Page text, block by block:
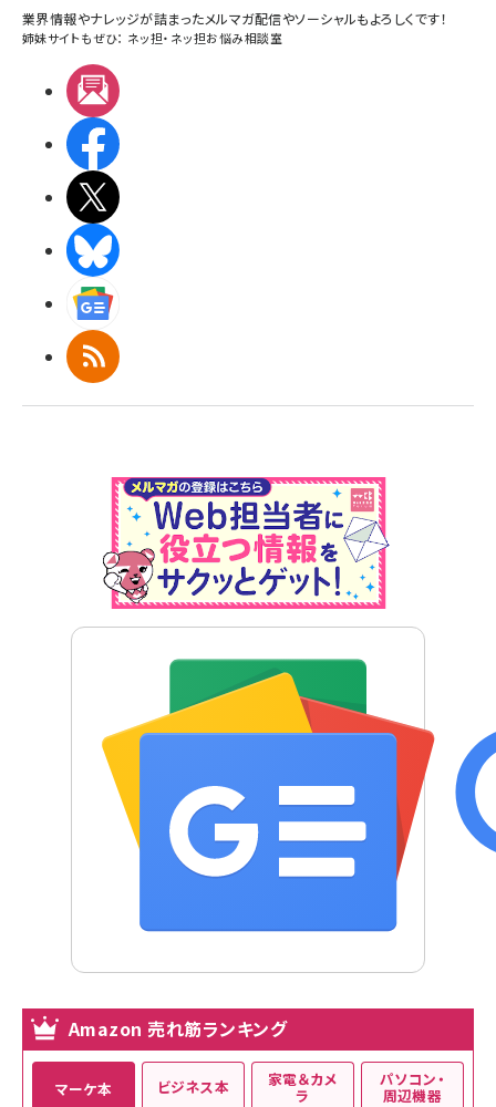
業界情報やナレッジが詰まったメルマガ配信やソーシャルもよろしくです！
姉妹サイトもぜひ： ネッ担・ ネッ担お悩み相談室
RSS
Amazon 売れ筋ランキング
マーケ本 ビジネス本 家電＆カメ
ラ
パソコン・
周辺機器